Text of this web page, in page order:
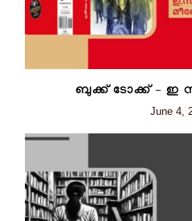
ബുക്ക് ടോക്ക് – ഇ
June 4,